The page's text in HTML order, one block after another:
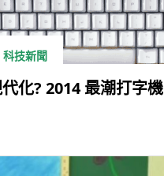
科技新聞
化? 2014 最潮打字機